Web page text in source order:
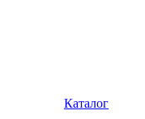
Каталог